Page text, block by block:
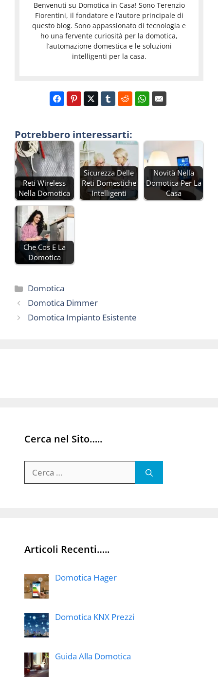
Benvenuti su Domotica in Casa! Sono Terenzio
Fiorentini, il fondatore e l’autore principale di
questo blog. Sono appassionato di tecnologia e
ho una fervente curiosità per la domotica,
l’automazione domestica e le soluzioni
intelligenti per la casa.
Potrebbero interessarti:
Reti Wireless
Nella Domotica
Sicurezza Delle
Reti Domestiche
Intelligenti
Novità Nella
Domotica Per La
Casa
Che Cos E La
Domotica
Categorie
Domotica
Domotica Dimmer
Domotica Impianto Esistente
Cerca nel Sito…..
per:
Articoli Recenti…..
Domotica Hager
Domotica KNX Prezzi
Guida Alla Domotica